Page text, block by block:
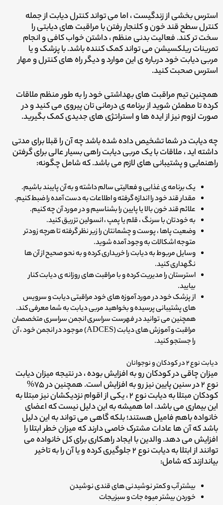
استرس بخشی از زندگیست ، اما می تواند کنترل دیابت از جمله
کنترل سطح قند خون و کلنجار رفتن با مراقبت های دیابتی را
سخت تر کند. فعالیت بدنی منظم ، داشتن خواب کافی و انجام
تمرینات ریلکسیشن می تواند کمک کننده باشد. با پزشک و یا
مربی دیابت خود درباره ی این موارد و دیگر راه های کنترل و مهار
استرس صحبت کنید.
همچنین تیم مراقبت های بهداشتی خود را به طور منظم ملاقات
کرده تا مطمئن شوید از برنامه ی درمانی تان پیروی می کنید و در
صورت لزوم نیز از ایده ها و استراتژی های جدیدی کمک بگیرید.
چه دیابت در شما تشخیص داده شده باشد چه آن را قبلا برای مدتی
داشته اید ، ملاقات با یک مربی دیابت راهی بسیار عالی برای گرفتن
راهنمایی و پشتیبانی های لازم می باشد. که شامل چگونه:
یک برنامه ی غذایی و فعالیتی سالم داشته و به آن پایبند باشیم.
مقدار قند خود را اندازه گرفته و اطلاعات به دست آمده را ضبط کنیم.
علائم قند خون بالا یا پایین را بشناسیم و در مورد آن چه کنیم.
به خودتان با سرنگ ، قلم یا پمپ ، انسولین تزریق کنید.
وضعیت پاها ، پوست و چشمانتان را زیر نظر گرفته تا هرچه زودتر
متوجه اشکالات به وجود آمده شوید.
وسایل مربوط به دیابت را خریداری کرده و به نحو صحیح از آن ها
نگهداری کنید.
استرستان را مدیریت کرده و با مراقبت های روزانه ی دیابت کنار
بیایید.
از پزشک خود در مورد آموزه های خود مراقبتی دیابت و سرویس
های پشتیبانی پرسیده و بخواهید مربی دیابت به شما معرفی کند.
همچنین می توانید در فهرست سراسری انجمن سراسری متخصصان
مراقبت و آموزش های دیابت (ADCES) موجود در انجمن خود ، آن
را جستجو کنید.
دیابت نوع ۲ در کودکان و نوجوانان
میزان چاقی در کودکان رو به افزایش بوده ، در نتیجه میزان دیابت
نوع ۲ در سنین پایین نیز رو به افزایش است. همچنین در ۷۵%
کودکان مبتلا به دیابت نوع ۲ ، یکی از اقوام نزدیکشان نیز مبتلا به
این بیماری می باشد. اما همیشه به این دلیل نیست که اعضای
خانواده باهم فامیل هستند؛ بلکه گاهی می تواند به این دلیل
باشد که آن ها عادات مشترک خاصی دارند که میزان خطر ابتلا را
افزایش می دهد. والدین با ایجاد راهکاری برای کل خانواده می
توانند از ابتلا به دیابت نوع ۲ جلوگیری کرده و یا آن را به تاخیر
بیاندازند که شامل:
بیشتر آب و کمتر نوشیدنی های قندی نوشیدن
خوردن بیشتر میوه جات و سبزیجات